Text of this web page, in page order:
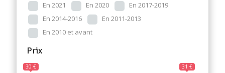
En 2021
En 2020
En 2017-2019
En 2014-2016
En 2011-2013
En 2010 et avant
Prix
30 € 31 €